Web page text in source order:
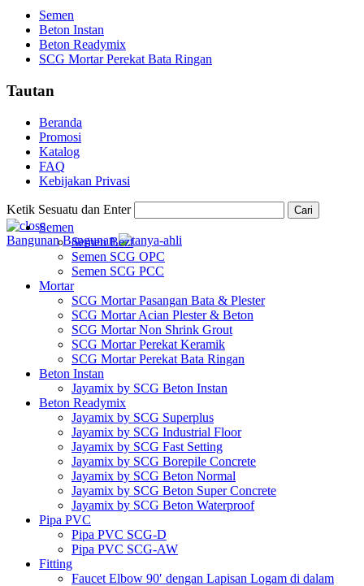
Semen
Beton Instan
Beton Readymix
SCG Mortar Perekat Bata Ringan
Tautan
Beranda
Promosi
Katalog
FAQ
Kebijakan Privasi
Ketik Sesuatu dan Enter Cari
Bangunan Bangunan
Semen
Semen Bezt
Semen SCG OPC
Semen SCG PCC
Mortar
SCG Mortar Pasangan Bata & Plester
SCG Mortar Acian Plester & Beton
SCG Mortar Non Shrink Grout
SCG Mortar Perekat Keramik
SCG Mortar Perekat Bata Ringan
Beton Instan
Jayamix by SCG Beton Instan
Beton Readymix
Jayamix by SCG Superplus
Jayamix by SCG Industrial Floor
Jayamix by SCG Fast Setting
Jayamix by SCG Borepile Concrete
Jayamix by SCG Beton Normal
Jayamix by SCG Beton Super Concrete
Jayamix by SCG Beton Waterproof
Pipa PVC
Pipa PVC SCG-D
Pipa PVC SCG-AW
Fitting
Faucet Elbow 90′ dengan Lapisan Logam di dalam